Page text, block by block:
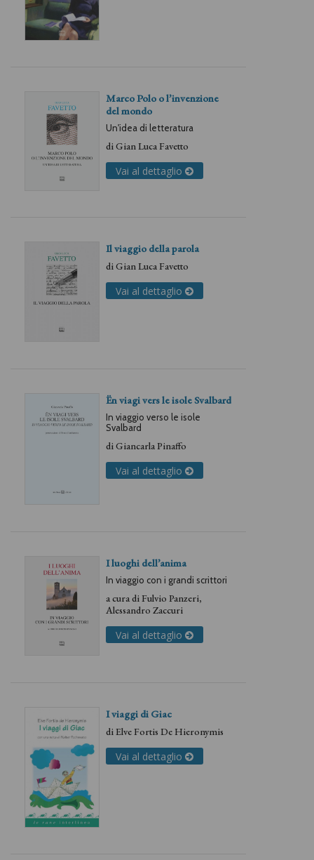
Marco Polo o l’invenzione
del mondo
Un'idea di letteratura
diGian Luca Favetto
Vai al dettaglio
Il viaggio della parola
diGian Luca Favetto
Vai al dettaglio
Ën viagi vers le isole Svalbard
In viaggio verso le isole
Svalbard
diGiancarla Pinaffo
Vai al dettaglio
I luoghi dell’anima
In viaggio con i grandi scrittori
a cura diFulvio Panzeri,
Alessandro Zaccuri
Vai al dettaglio
I viaggi di Giac
diElve Fortis De Hieronymis
Vai al dettaglio